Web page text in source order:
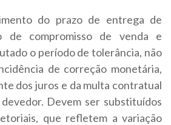
do prazo de entrega de
de compromisso de venda e
o período de tolerância, não
de correção monetária,
dos juros e da multa contratual
Devem ser substituídos
que refletem a variação